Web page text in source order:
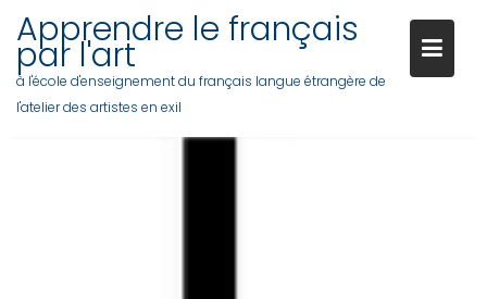
Apprendre le français
par l'art
à l'école d'enseignement du français langue étrangère de
l'atelier des artistes en exil